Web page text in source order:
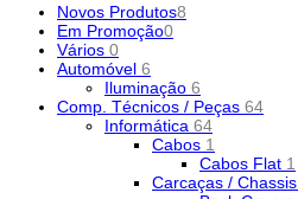
Novos Produtos8
Em Promoção0
Vários 0
Automóvel 6
Iluminação 6
Comp. Técnicos / Peças 64
Informática 64
Cabos 1
Cabos Flat 1
Carcaças / Chassis